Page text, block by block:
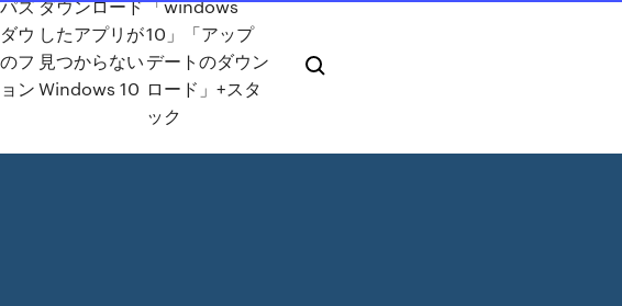
ズ
ウ
フ
ン
ダウンロード
したアプリが
見つからない
Windows 10
「windows
10」「アップ
デートのダウン
ロード」+スタ
ック